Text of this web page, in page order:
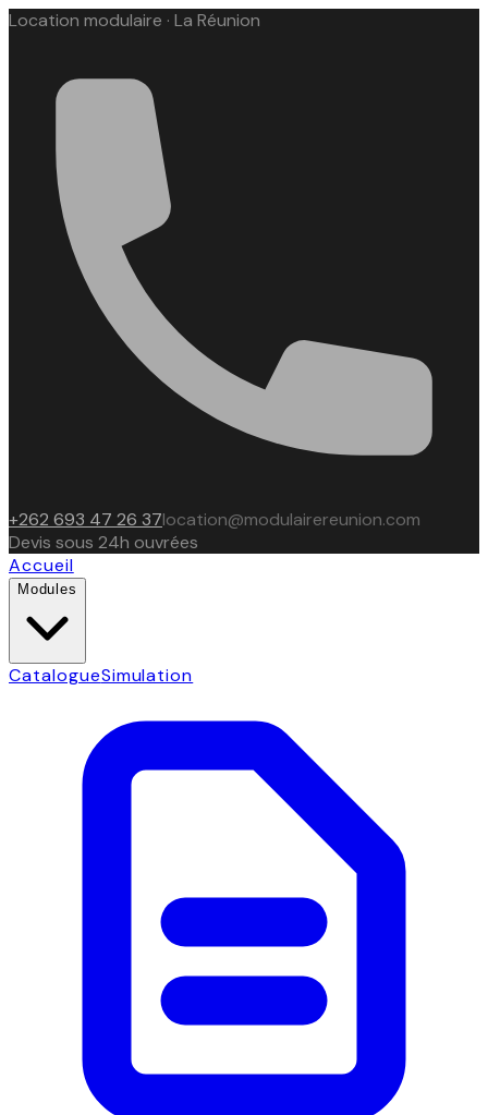
Location modulaire · La Réunion
+262 693 47 26 37location@modulairereunion.com
Devis sous 24h ouvrées
Accueil
Modules
CatalogueSimulation